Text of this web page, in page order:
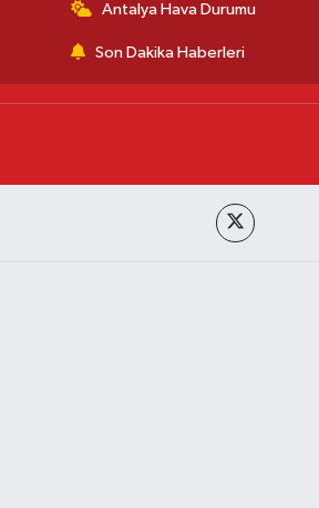
Antalya Hava Durumu
Son Dakika Haberleri